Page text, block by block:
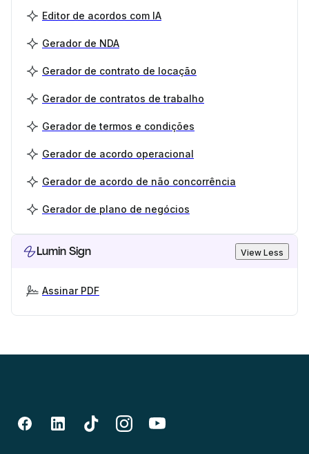
Editor de acordos com IA
Gerador de NDA
Gerador de contrato de locação
Gerador de contratos de trabalho
Gerador de termos e condições
Gerador de acordo operacional
Gerador de acordo de não concorrência
Gerador de plano de negócios
Lumin Sign View Less
Assinar PDF